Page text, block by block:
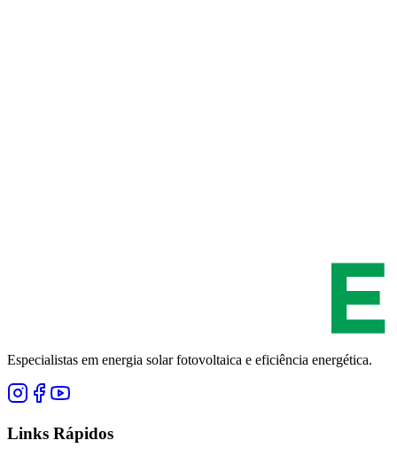
Especialistas em energia solar fotovoltaica e eficiência energética.
Links Rápidos